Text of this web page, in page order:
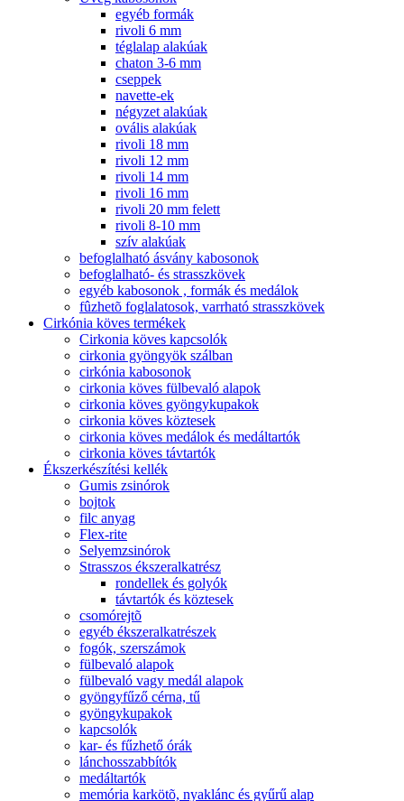
egyéb formák
rivoli 6 mm
téglalap alakúak
chaton 3-6 mm
cseppek
navette-ek
négyzet alakúak
ovális alakúak
rivoli 18 mm
rivoli 12 mm
rivoli 14 mm
rivoli 16 mm
rivoli 20 mm felett
rivoli 8-10 mm
szív alakúak
befoglalható ásvány kabosonok
befoglalható- és strasszkövek
egyéb kabosonok , formák és medálok
fûzhetõ foglalatosok, varrható strasszkövek
Cirkónia köves termékek
Cirkonia köves kapcsolók
cirkonia gyöngyök szálban
cirkónia kabosonok
cirkonia köves fülbevaló alapok
cirkonia köves gyöngykupakok
cirkonia köves köztesek
cirkonia köves medálok és medáltartók
cirkonia köves távtartók
Ékszerkészítési kellék
Gumis zsinórok
bojtok
filc anyag
Flex-rite
Selyemzsinórok
Strasszos ékszeralkatrész
rondellek és golyók
távtartók és köztesek
csomórejtõ
egyéb ékszeralkatrészek
fogók, szerszámok
fülbevaló alapok
fülbevaló vagy medál alapok
gyöngyfűző cérna, tű
gyöngykupakok
kapcsolók
kar- és fűzhető órák
lánchosszabbítók
medáltartók
memória karkötõ, nyaklánc és gyűrű alap